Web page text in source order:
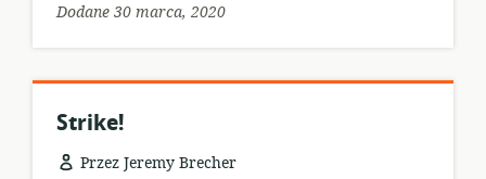
Dodane 30 marca, 2020
Strike!
Przez Jeremy Brecher